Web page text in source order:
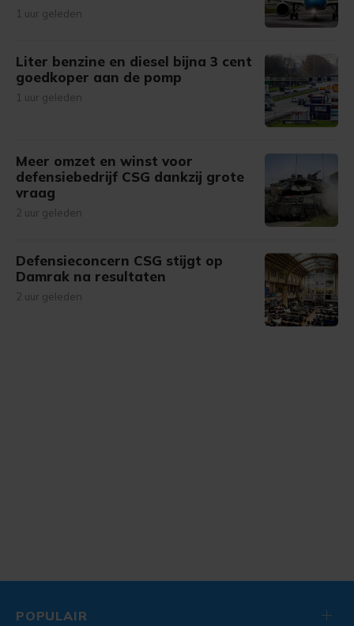
1 uur geleden
Liter benzine en diesel bijna 3 cent
goedkoper aan de pomp
1 uur geleden
Meer omzet en winst voor
defensiebedrijf CSG dankzij grote
vraag
2 uur geleden
Defensieconcern CSG stijgt op
Damrak na resultaten
2 uur geleden
POPULAIR